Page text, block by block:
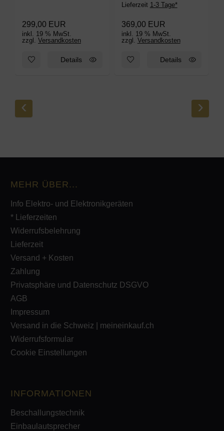
299,00 EUR
inkl. 19 % MwSt.
zzgl. Versandkosten
Zum Merkzettel hinzufügen: DAN-WiFi-320 WLAN multiroom
Details
Lieferzeit 1-3 Tage*
369,00 EUR
inkl. 19 % MwSt.
zzgl. Versandkosten
Zum Merkzettel hinzufügen:
Details
‹ ›
MEHR ÜBER...
Info Elektro- und Elektronikgeräten
* Lieferzeiten
Widerrufsbelehrung
Lieferzeit
Versand + Kosten
Zahlung
Privatsphäre und Datenschutz DSGVO
AGB
Impressum
Versand in die Schweiz | meineinkauf.ch
Widerrufsformular
Cookie Einstellungen
INFORMATIONEN
Beschallungstechnik
Einbaulautsprecher